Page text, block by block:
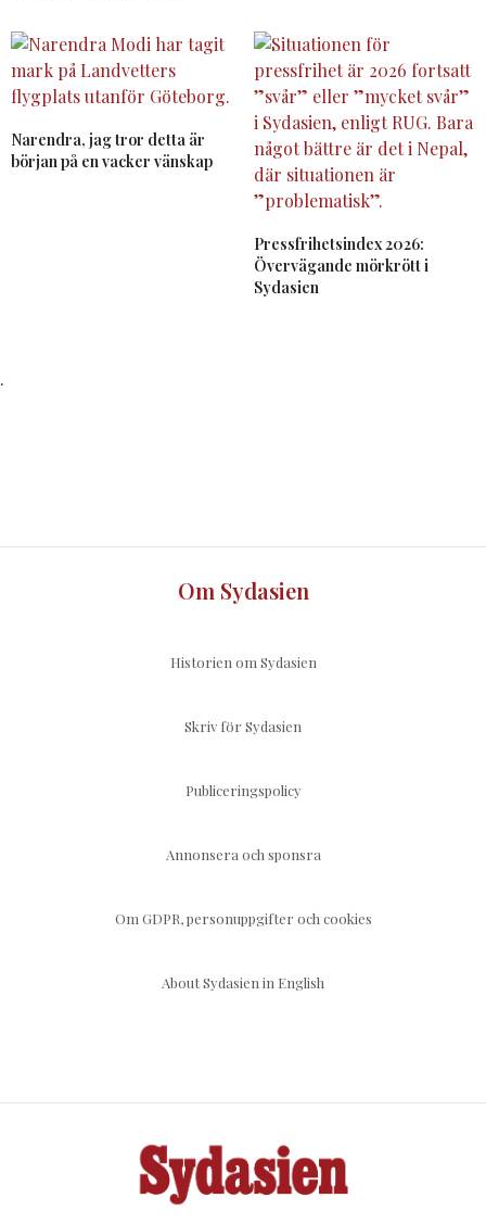
Narendra, jag tror detta är
början på en vacker vänskap
Pressfrihetsindex 2026:
Övervägande mörkrött i
Sydasien
.
Om Sydasien
Historien om Sydasien
Skriv för Sydasien
Publiceringspolicy
Annonsera och sponsra
Om GDPR, personuppgifter och cookies
About Sydasien in English